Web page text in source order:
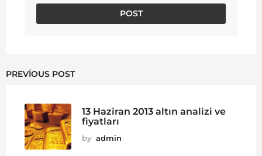
PREVIOUS POST
13 Haziran 2013 altın analizi ve
fiyatları
by admin